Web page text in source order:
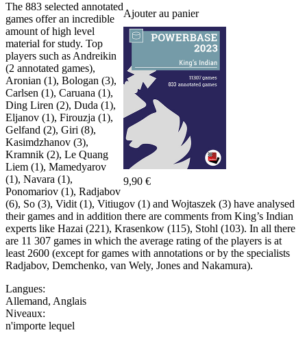
Ajouter au panier
9,90 €
The 883 selected annotated
games offer an incredible
amount of high level
material for study. Top
players such as Andreikin
(2 annotated games),
Aronian (1), Bologan (3),
Carlsen (1), Caruana (1),
Ding Liren (2), Duda (1),
Eljanov (1), Firouzja (1),
Gelfand (2), Giri (8),
Kasimdzhanov (3),
Kramnik (2), Le Quang
Liem (1), Mamedyarov
(1), Navara (1),
Ponomariov (1), Radjabov
(6), So (3), Vidit (1), Vitiugov (1) and Wojtaszek (3) have analysed
their games and in addition there are comments from King’s Indian
experts like Hazai (221), Krasenkow (115), Stohl (103). In all there
are 11 307 games in which the average rating of the players is at
least 2600 (except for games with annotations or by the specialists
Radjabov, Demchenko, van Wely, Jones and Nakamura).
Langues:
Allemand, Anglais
Niveaux:
n'importe lequel